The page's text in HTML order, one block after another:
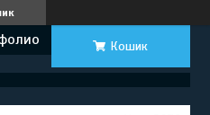
Кошик